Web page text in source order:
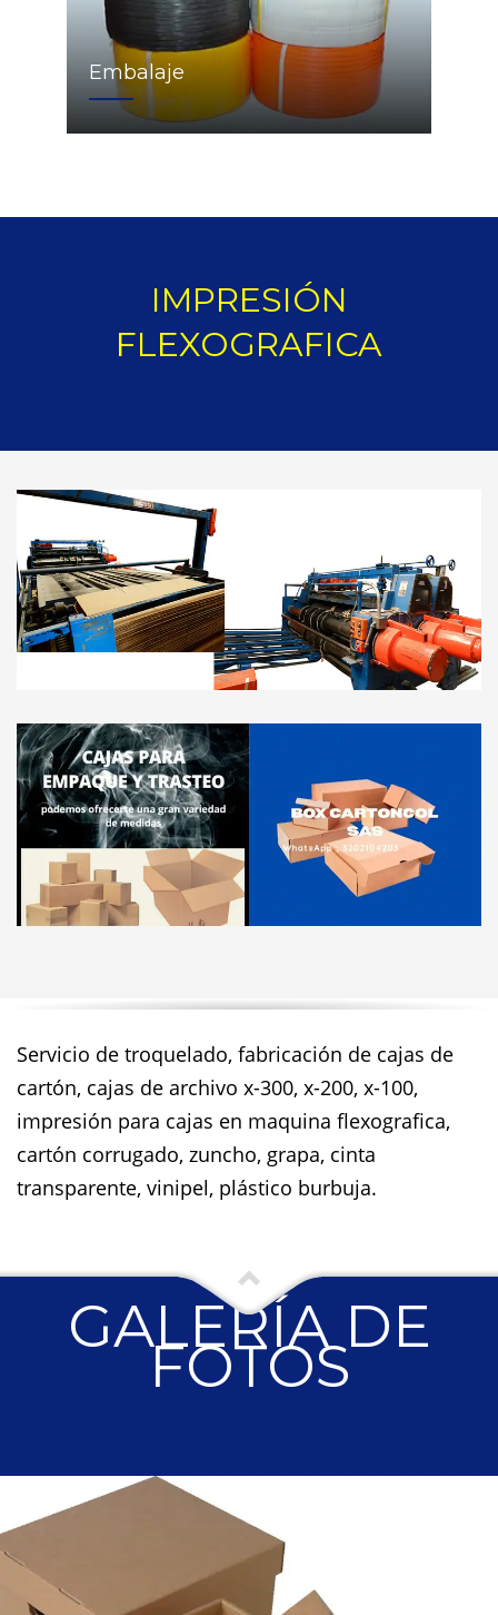
Embalaje
IMPRESIÓN
FLEXOGRAFICA
Servicio de troquelado, fabricación de cajas de
cartón, cajas de archivo x-300, x-200, x-100,
impresión para cajas en maquina flexografica,
cartón corrugado, zuncho, grapa, cinta
transparente, vinipel, plástico burbuja.
GALERÍA DE
FOTOS